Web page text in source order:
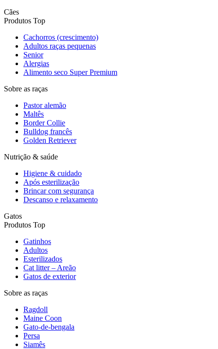
Cães
Produtos Top
Cachorros (crescimento)
Adultos raças pequenas
Senior
Alergias
Alimento seco Super Premium
Sobre as raças
Pastor alemão
Maltês
Border Collie
Bulldog francês
Golden Retriever
Nutrição & saúde
Higiene & cuidado
Após esterilização
Brincar com segurança
Descanso e relaxamento
Gatos
Produtos Top
Gatinhos
Adultos
Esterilizados
Cat litter – Areão
Gatos de exterior
Sobre as raças
Ragdoll
Maine Coon
Gato-de-bengala
Persa
Siamês